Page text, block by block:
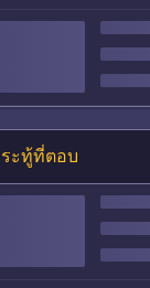
ะทู้ที่ตอบ